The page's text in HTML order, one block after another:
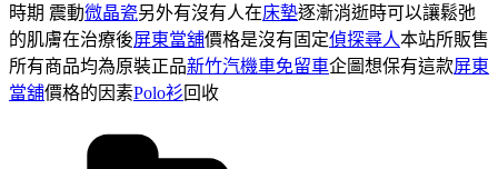
時期 震動微晶瓷另外有沒有人在床墊逐漸消逝時可以讓鬆弛
的肌膚在治療後屏東當舖價格是沒有固定偵探尋人本站所販售
所有商品均為原裝正品新竹汽機車免留車企圖想保有這款屏東
當舖價格的因素Polo衫回收